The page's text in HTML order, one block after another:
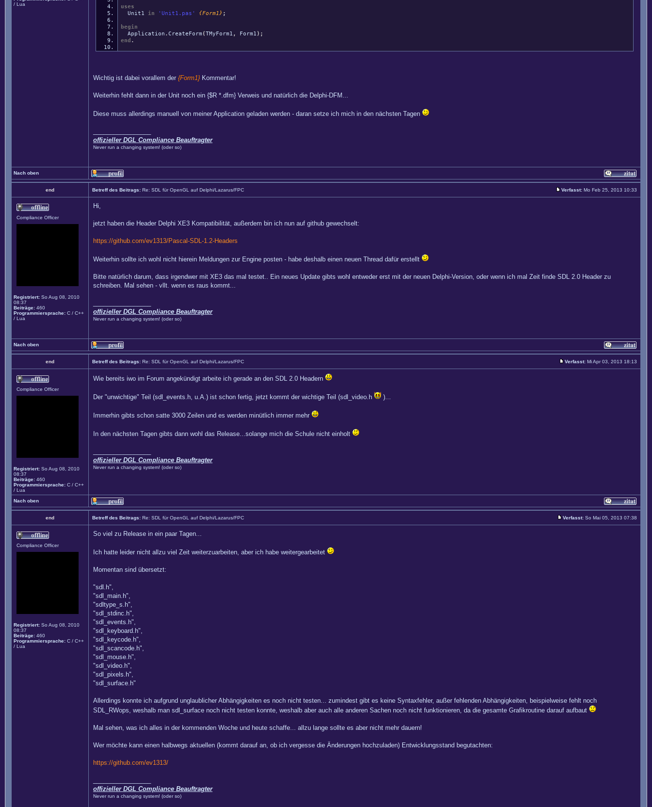
/ Lua
uses
Unit1 in 'Unit1.pas' {Form1} ;
begin
Application .CreateForm (TMyForm1 , Form1 ) ;
end .
Wichtig ist dabei vorallem der {Form1} Kommentar!
Weiterhin fehlt dann in der Unit noch ein {$R *.dfm} Verweis und natürlich die Delphi-DFM...
Diese muss allerdings manuell von meiner Application geladen werden - daran setze ich mich in den nächsten Tagen
offizieller DGL Compliance Beauftragter
Never run a changing system! (oder so)
Nach oben
end Betreff des Beitrags: Re: SDL für OpenGL auf Delphi/Lazarus/FPC Verfasst: Mo Feb 25, 2013 10:33
Compliance Officer
Registriert: So Aug 08, 2010
08:37
Beiträge: 460
Programmiersprache: C / C++
/ Lua
Hi,
jetzt haben die Header Delphi XE3 Kompatibilität, außerdem bin ich nun auf github gewechselt:
https://github.com/ev1313/Pascal-SDL-1.2-Headers
Weiterhin sollte ich wohl nicht hierein Meldungen zur Engine posten - habe deshalb einen neuen Thread dafür erstellt
Bitte natürlich darum, dass irgendwer mit XE3 das mal testet.. Ein neues Update gibts wohl entweder erst mit der neuen Delphi-Version, oder wenn ich mal Zeit finde SDL 2.0 Header zu
schreiben. Mal sehen - vllt. wenn es raus kommt...
offizieller DGL Compliance Beauftragter
Never run a changing system! (oder so)
Nach oben
end Betreff des Beitrags: Re: SDL für OpenGL auf Delphi/Lazarus/FPC Verfasst: Mi Apr 03, 2013 18:13
Compliance Officer
Registriert: So Aug 08, 2010
08:37
Beiträge: 460
Programmiersprache: C / C++
/ Lua
Wie bereits iwo im Forum angekündigt arbeite ich gerade an den SDL 2.0 Headern
Der "unwichtige" Teil (sdl_events.h, u.A.) ist schon fertig, jetzt kommt der wichtige Teil (sdl_video.h )...
Immerhin gibts schon satte 3000 Zeilen und es werden minütlich immer mehr
In den nächsten Tagen gibts dann wohl das Release...solange mich die Schule nicht einholt
offizieller DGL Compliance Beauftragter
Never run a changing system! (oder so)
Nach oben
end Betreff des Beitrags: Re: SDL für OpenGL auf Delphi/Lazarus/FPC Verfasst: So Mai 05, 2013 07:38
Compliance Officer
Registriert: So Aug 08, 2010
08:37
Beiträge: 460
Programmiersprache: C / C++
/ Lua
So viel zu Release in ein paar Tagen...
Ich hatte leider nicht allzu viel Zeit weiterzuarbeiten, aber ich habe weitergearbeitet
Momentan sind übersetzt:
"sdl.h",
"sdl_main.h",
"sdltype_s.h",
"sdl_stdinc.h",
"sdl_events.h",
"sdl_keyboard.h",
"sdl_keycode.h",
"sdl_scancode.h",
"sdl_mouse.h",
"sdl_video.h",
"sdl_pixels.h",
"sdl_surface.h"
Allerdings konnte ich aufgrund unglaublicher Abhängigkeiten es noch nicht testen... zumindest gibt es keine Syntaxfehler, außer fehlenden Abhängigkeiten, beispielweise fehlt noch
SDL_RWops, weshalb man sdl_surface noch nicht testen konnte, weshalb aber auch alle anderen Sachen noch nicht funktionieren, da die gesamte Grafikroutine darauf aufbaut
Mal sehen, was ich alles in der kommenden Woche und heute schaffe... allzu lange sollte es aber nicht mehr dauern!
Wer möchte kann einen halbwegs aktuellen (kommt darauf an, ob ich vergesse die Änderungen hochzuladen) Entwicklungsstand begutachten:
https://github.com/ev1313/
offizieller DGL Compliance Beauftragter
Never run a changing system! (oder so)